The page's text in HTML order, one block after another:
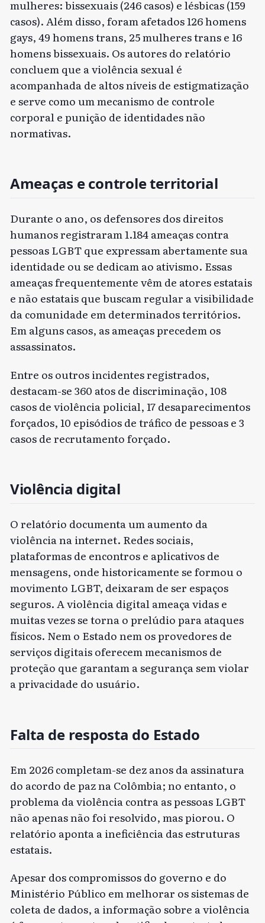
mulheres: bissexuais (246 casos) e lésbicas (159
casos). Além disso, foram afetados 126 homens
gays, 49 homens trans, 25 mulheres trans e 16
homens bissexuais. Os autores do relatório
concluem que a violência sexual é
acompanhada de altos níveis de estigmatização
e serve como um mecanismo de controle
corporal e punição de identidades não
normativas.
Ameaças e controle territorial
Durante o ano, os defensores dos direitos
humanos registraram 1.184 ameaças contra
pessoas LGBT que expressam abertamente sua
identidade ou se dedicam ao ativismo. Essas
ameaças frequentemente vêm de atores estatais
e não estatais que buscam regular a visibilidade
da comunidade em determinados territórios.
Em alguns casos, as ameaças precedem os
assassinatos.
Entre os outros incidentes registrados,
destacam-se 360 atos de discriminação, 108
casos de violência policial, 17 desaparecimentos
forçados, 10 episódios de tráfico de pessoas e 3
casos de recrutamento forçado.
Violência digital
O relatório documenta um aumento da
violência na internet. Redes sociais,
plataformas de encontros e aplicativos de
mensagens, onde historicamente se formou o
movimento LGBT, deixaram de ser espaços
seguros. A violência digital ameaça vidas e
muitas vezes se torna o prelúdio para ataques
físicos. Nem o Estado nem os provedores de
serviços digitais oferecem mecanismos de
proteção que garantam a segurança sem violar
a privacidade do usuário.
Falta de resposta do Estado
Em 2026 completam-se dez anos da assinatura
do acordo de paz na Colômbia; no entanto, o
problema da violência contra as pessoas LGBT
não apenas não foi resolvido, mas piorou. O
relatório aponta a ineficiência das estruturas
estatais.
Apesar dos compromissos do governo e do
Ministério Público em melhorar os sistemas de
coleta de dados, a informação sobre a violência